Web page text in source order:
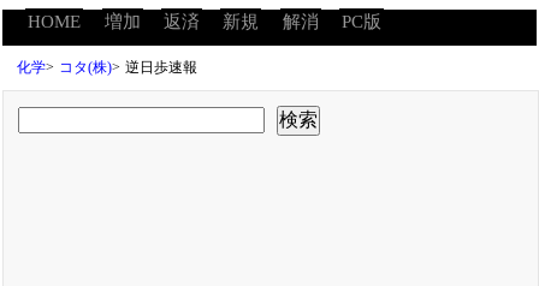
HOME 増加 返済 新規 解消 PC版
化学> コタ(株)> 逆日歩速報